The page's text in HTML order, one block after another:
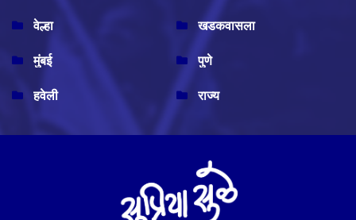
वेल्हा
खडकवासला
मुंबई
पुणे
हवेली
राज्य